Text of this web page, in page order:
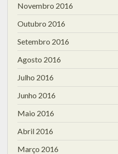
Novembro 2016
Outubro 2016
Setembro 2016
Agosto 2016
Julho 2016
Junho 2016
Maio 2016
Abril 2016
Março 2016